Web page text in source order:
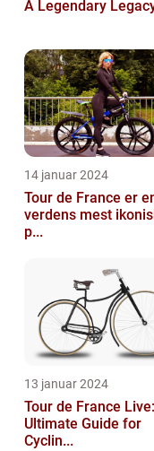
A Legendary
14 januar 2024
Tour de France er
verdens mest
p...
13 januar 2024
Tour de France
Ultimate Guide for
Cyclin...